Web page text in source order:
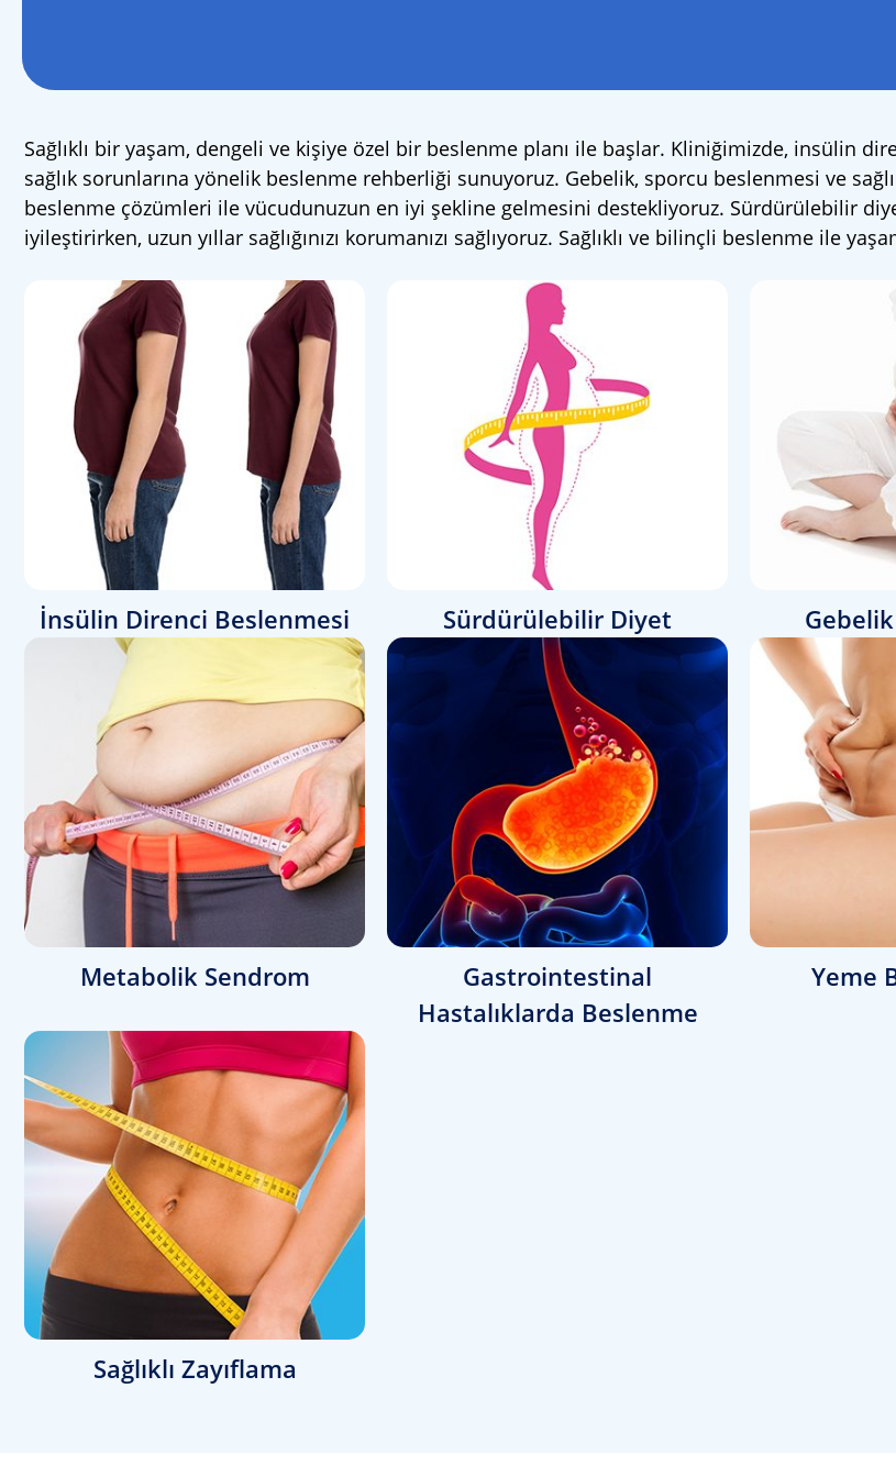
Sağlıklı bir yaşam, dengeli ve kişiye özel bir beslenme planı ile başlar. Kliniğimizde, insülin
sağlık sorunlarına yönelik beslenme rehberliği sunuyoruz. Gebelik, sporcu beslenmesi ve
beslenme çözümleri ile vücudunuzun en iyi şekline gelmesini destekliyoruz. Sürdürülebilir
iyileştirirken, uzun yıllar sağlığınızı korumanızı sağlıyoruz. Sağlıklı ve bilinçli beslenme ile
İnsülin Direnci Beslenmesi Sürdürülebilir Diyet
Metabolik Sendrom
Gastrointestinal
Hastalıklarda Beslenme
Yeme
Sağlıklı Zayıflama